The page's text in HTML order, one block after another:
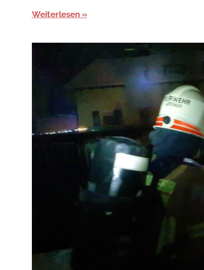
Weiterlesen